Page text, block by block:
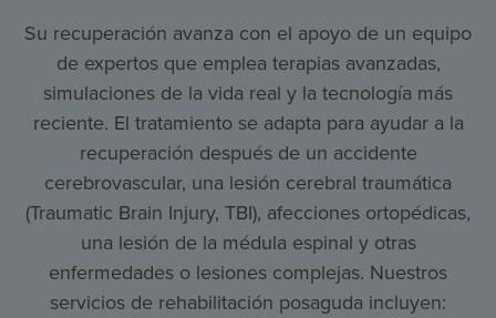
Su recuperación avanza con el apoyo de un equipo
de expertos que emplea terapias avanzadas,
simulaciones de la vida real y la tecnología más
reciente. El tratamiento se adapta para ayudar a la
recuperación después de un accidente
cerebrovascular, una lesión cerebral traumática
(Traumatic Brain Injury, TBI), afecciones ortopédicas,
una lesión de la médula espinal y otras
enfermedades o lesiones complejas. Nuestros
servicios de rehabilitación posaguda incluyen: